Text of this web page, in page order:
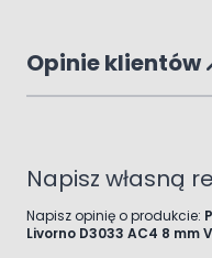
Opinie klientów
Napisz własną
Napisz opinię o produkcie:
Livorno D3033 AC4 8 mm